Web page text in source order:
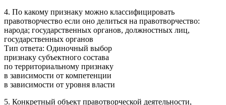
4. По какому признаку можно классифицировать
правотворчество если оно делиться на правотворчество:
народа; государственных органов, должностных лиц,
государственных органов
Тип ответа: Одиночный выбор
признаку субъектного состава
по территориальному признаку
в зависимости от компетенции
в зависимости от уровня власти
5. Конкретный объект правотворческой деятельности,